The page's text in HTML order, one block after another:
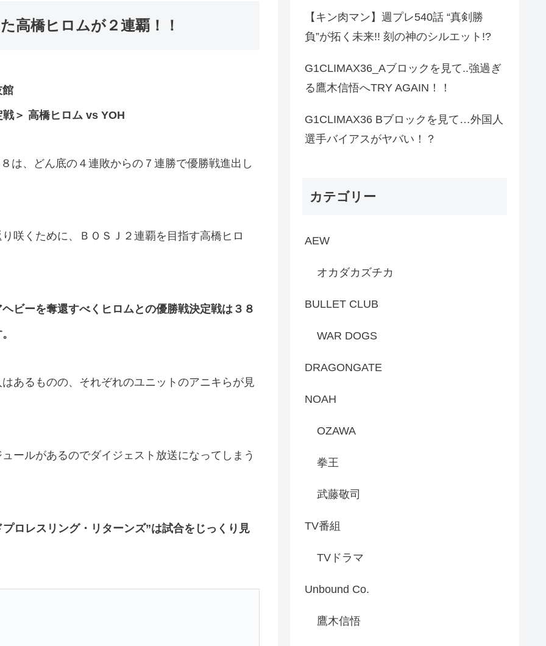
高橋ヒロムが２連覇！！
館
＞ 高橋ヒロム vs YOH
は、どん底の４連敗からの７連勝で優勝戦進出し
咲くために、ＢＯＳＪ２連覇を目指す高橋ヒロ
ビーを奪還すべくヒロムとの優勝戦決定戦は３８
あるものの、それぞれのユニットのアニキらが見
ールがあるのでダイジェスト放送になってしまう
ロレスリング・リターンズ”は試合をじっくり見
【キン肉マン】週プレ540話 “真剣勝
負”が拓く未来!! 刻の神のシルエット!?
G1CLIMAX36_Aブロックを見て..強過ぎ
る鷹木信悟へTRY AGAIN！！
G1CLIMAX36 Bブロックを見て…外国人
選手バイアスがヤバい！？
カテゴリー
AEW
オカダカズチカ
BULLET CLUB
WAR DOGS
DRAGONGATE
NOAH
OZAWA
拳王
武藤敬司
TV番組
TVドラマ
Unbound Co.
鷹木信悟